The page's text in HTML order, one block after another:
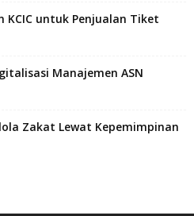
KCIC untuk Penjualan Tiket
Manajemen ASN
Zakat Lewat Kepemimpinan